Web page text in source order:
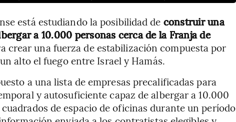
está estudiando la posibilidad de construir una
a 10.000 personas cerca de la Franja de
crear una fuerza de estabilización compuesta por
alto el fuego entre Israel y Hamás.
a una lista de empresas precalificadas para
y autosuficiente capaz de albergar a 10.000
de espacio de oficinas durante un período